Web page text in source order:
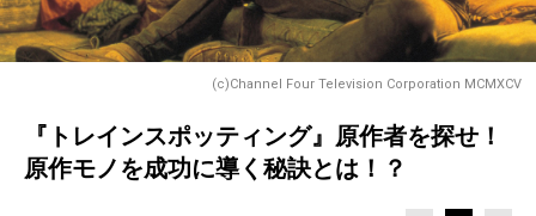
(c)Channel Four Television Corporation MCMXCV
『トレインスポッティング』原作者を探せ！
原作モノを成功に導く秘訣とは！？